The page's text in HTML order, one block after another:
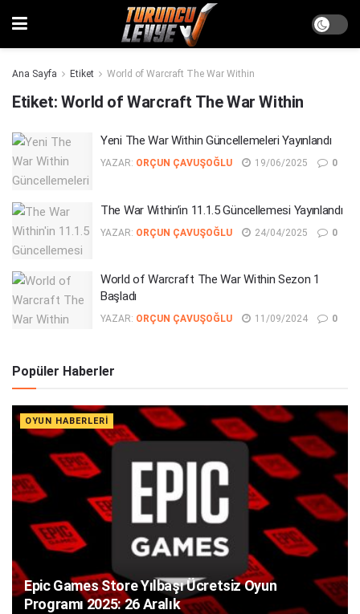
Ana Sayfa Etiket World of Warcraft The War Within
Etiket: World of Warcraft The War Within
Yeni The War Within Güncellemeleri Yayınlandı
YAZAR: ORÇUN ÇAVUŞOĞLU 19/06/2025 0
The War Within’in 11.1.5 Güncellemesi Yayınlandı
YAZAR: ORÇUN ÇAVUŞOĞLU 24/04/2025 0
World of Warcraft The War Within Sezon 1
Başladı
YAZAR: ORÇUN ÇAVUŞOĞLU 11/09/2024 0
Popüler Haberler
OYUN HABERLERI
Epic Games Store Yılbaşı Ücretsiz Oyun
Programı 2025: 26 Aralık